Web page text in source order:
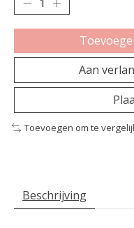
Aan
Toevoegen om te
Beschrijving